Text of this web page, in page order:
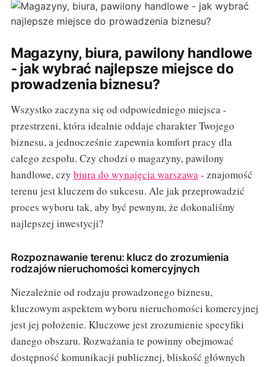
Magazyny, biura, pawilony handlowe
- jak wybrać najlepsze miejsce do
prowadzenia biznesu?
Wszystko zaczyna się od odpowiedniego miejsca -
przestrzeni, która idealnie oddaje charakter Twojego
biznesu, a jednocześnie zapewnia komfort pracy dla
całego zespołu. Czy chodzi o magazyny, pawilony
handlowe, czy biura do wynajęcia warszawa - znajomość
terenu jest kluczem do sukcesu. Ale jak przeprowadzić
proces wyboru tak, aby być pewnym, że dokonaliśmy
najlepszej inwestycji?
Rozpoznawanie terenu: klucz do zrozumienia
rodzajów nieruchomości komercyjnych
Niezależnie od rodzaju prowadzonego biznesu,
kluczowym aspektem wyboru nieruchomości komercyjnej
jest jej położenie. Kluczowe jest zrozumienie specyfiki
danego obszaru. Rozważania te powinny obejmować
dostępność komunikacji publicznej, bliskość głównych